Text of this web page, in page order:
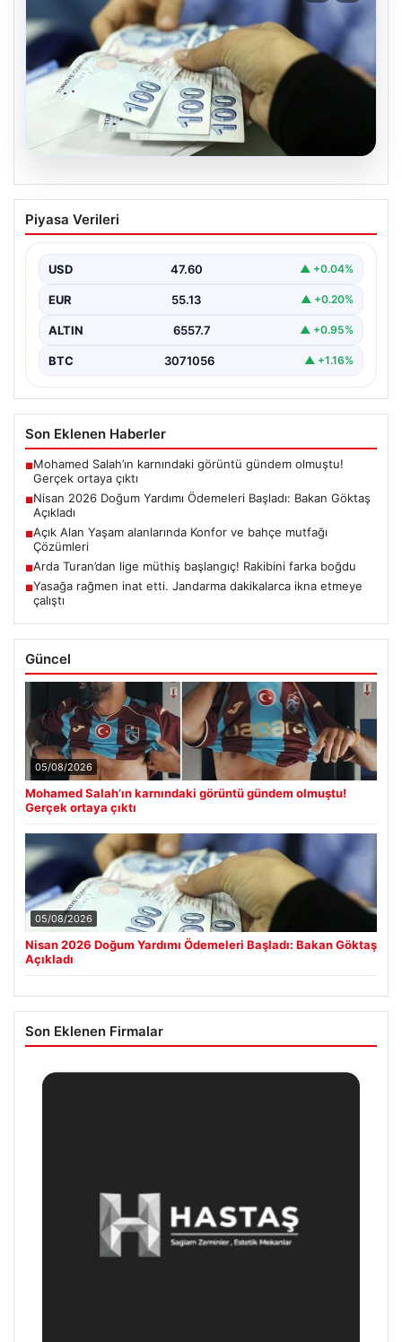
Nisan 2026 Doğum Yardımı Ödemeleri
Başladı: Bakan Göktaş Açıkladı
ailelerin beklediği şekilde hesaplara yatırılmaya devam
ediyor.…
Piyasa Verileri
USD 47.60 ▲ +0.04%
EUR 55.13 ▲ +0.20%
ALTIN 6557.7 ▲ +0.95%
BTC 3071056 ▲ +1.16%
Son Eklenen Haberler
■Mohamed Salah’ın karnındaki görüntü gündem olmuştu!
Gerçek ortaya çıktı
■Nisan 2026 Doğum Yardımı Ödemeleri Başladı: Bakan Göktaş
Açıkladı
■Açık Alan Yaşam alanlarında Konfor ve bahçe mutfağı
Çözümleri
■Arda Turan’dan lige müthiş başlangıç! Rakibini farka boğdu
■Yasağa rağmen inat etti. Jandarma dakikalarca ikna etmeye
çalıştı
Güncel
05/08/2026
Mohamed Salah’ın karnındaki görüntü gündem olmuştu!
Gerçek ortaya çıktı
05/08/2026
Nisan 2026 Doğum Yardımı Ödemeleri Başladı: Bakan Göktaş
Açıkladı
Son Eklenen Firmalar